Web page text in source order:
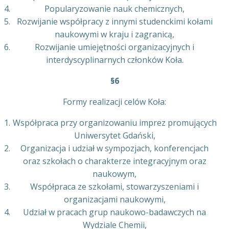
Popularyzowanie nauk chemicznych,
Rozwijanie współpracy z innymi studenckimi kołami
naukowymi w kraju i zagranicą,
Rozwijanie umiejętności organizacyjnych i
interdyscyplinarnych członków Koła.
§6
Formy realizacji celów Koła:
Współpraca przy organizowaniu imprez promujących
Uniwersytet Gdański,
Organizacja i udział w sympozjach, konferencjach
oraz szkołach o charakterze integracyjnym oraz
naukowym,
Współpraca ze szkołami, stowarzyszeniami i
organizacjami naukowymi,
Udział w pracach grup naukowo-badawczych na
Wydziale Chemii,